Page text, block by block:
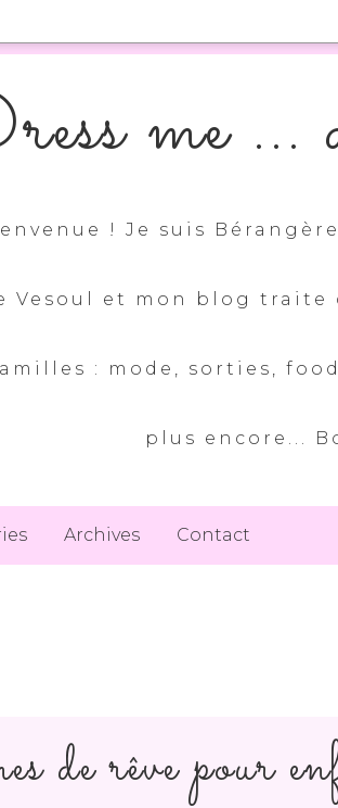
me ...
! Je suis
Vesoul et mon blog
: mode, sorties,
plus encore...
Archives Contact
de rêve pour